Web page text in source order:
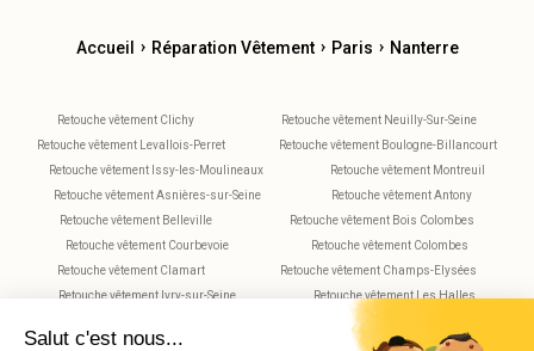
Accueil › Réparation Vêtement › Paris › Nanterre
Retouche vêtement Clichy
Retouche vêtement Neuilly-Sur-Seine
Retouche vêtement Levallois-Perret
Retouche vêtement Boulogne-Billancourt
Retouche vêtement Issy-les-Moulineaux
Retouche vêtement Montreuil
Retouche vêtement Asnières-sur-Seine
Retouche vêtement Antony
Retouche vêtement Belleville
Retouche vêtement Bois Colombes
Retouche vêtement Courbevoie
Retouche vêtement Colombes
Retouche vêtement Clamart
Retouche vêtement Champs-Elysées
Retouche vêtement Ivry-sur-Seine
Retouche vêtement Les Halles
Retouche vêtement Montparnasse
Retouche vêtement Plaisance
Retouche vêtement Saint-Maur-des-Fossés